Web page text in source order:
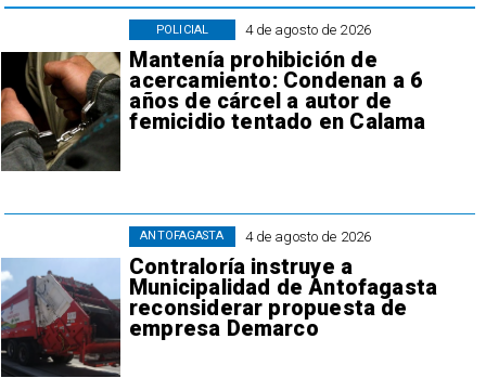
4 de agosto de 2026
Mantenía prohibición de
acercamiento: Condenan a 6
años de cárcel a autor de
femicidio tentado en Calama
POLICIAL
4 de agosto de 2026
Contraloría instruye a
Municipalidad de Antofagasta
reconsiderar propuesta de
empresa Demarco
ANTOFAGASTA